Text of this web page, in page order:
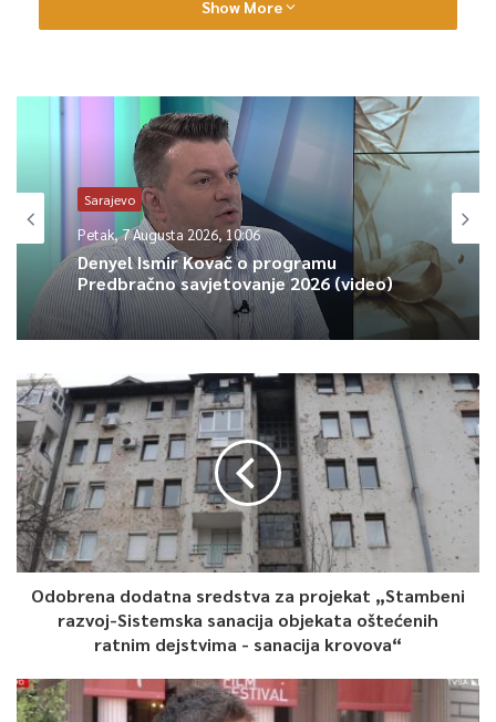
centra za zdravo starenje, na čemu im se moram posebno
U Radićevoj ulici pored likovne kolonije, sinoć su sugrađani imali
priliku vježbati sa članovima centara za zdravo starenje, igrati
šaha ili stonog tenisa kao i nove igre koja se zove teqvoly
(kombinacija odbojke i stonog tenisa).
Za dobru atmosferu pobrinuli su se DJ, na zadovoljstvo
mnogobrojnih sugrađana.
Article Rating
Show More
Sarajevo
Petak, 7 Augusta 2026, 10:06
Denyel Ismir Kovač o programu
Predbračno savjetovanje 2026 (video)
Odobrena dodatna sredstva za projekat „Stambeni
razvoj-Sistemska sanacija objekata oštećenih
ratnim dejstvima - sanacija krovova“